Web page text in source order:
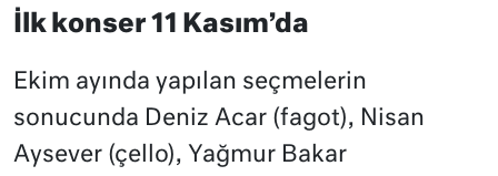
İlk konser 11 Kasım’da
Ekim ayında yapılan seçmelerin
sonucunda Deniz Acar (fagot), Nisan
Aysever (çello), Yağmur Bakar